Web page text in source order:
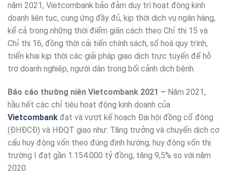
năm 2021, Vietcombank bảo đảm duy trì hoạt động kinh
doanh liên tục, cung ứng đầy đủ, kịp thời dịch vụ ngân hàng,
kể cả trong những thời điểm giãn cách theo Chỉ thị 15 và
Chỉ thị 16, đồng thời cải tiến chính sách, số hoá quy trình,
triển khai kịp thời các giải pháp giao dịch trực tuyến để hỗ
trợ doanh nghiệp, người dân trong bối cảnh dịch bệnh.
Báo cáo thường niên Vietcombank 2021 – Năm 2021,
hầu hết các chỉ tiêu hoạt động kinh doanh của
Vietcombank đạt và vượt kế hoạch Đại hội đồng cổ đông
(ĐHĐCĐ) và HĐQT giao như: Tăng trưởng và chuyển dịch cơ
cấu huy động vốn theo đúng định hướng; huy động vốn thị
trường I đạt gần 1.154.000 tỷ đồng, tăng 9,5% so với năm
2020.